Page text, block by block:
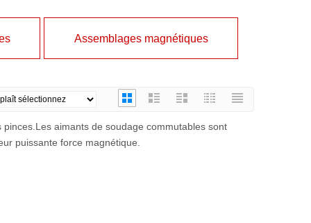
Assemblages magnétiques
pinces.Les aimants de soudage commutables sont
puissante force magnétique.